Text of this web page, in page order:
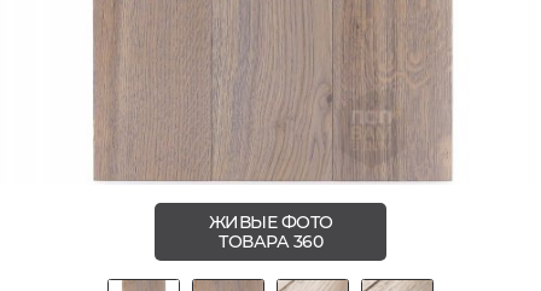
ЖИВЫЕ ФОТО
ТОВАРА 360